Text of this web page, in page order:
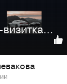
Презентация-визитка для компании АВТОБЕЗ